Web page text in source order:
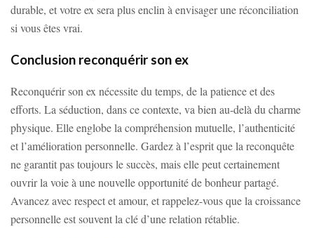
durable, et votre ex sera plus enclin à envisager une réconciliation
si vous êtes vrai.
Conclusion reconquérir son ex
Reconquérir son ex nécessite du temps, de la patience et des
efforts. La séduction, dans ce contexte, va bien au-delà du charme
physique. Elle englobe la compréhension mutuelle, l’authenticité
et l’amélioration personnelle. Gardez à l’esprit que la reconquête
ne garantit pas toujours le succès, mais elle peut certainement
ouvrir la voie à une nouvelle opportunité de bonheur partagé.
Avancez avec respect et amour, et rappelez-vous que la croissance
personnelle est souvent la clé d’une relation rétablie.